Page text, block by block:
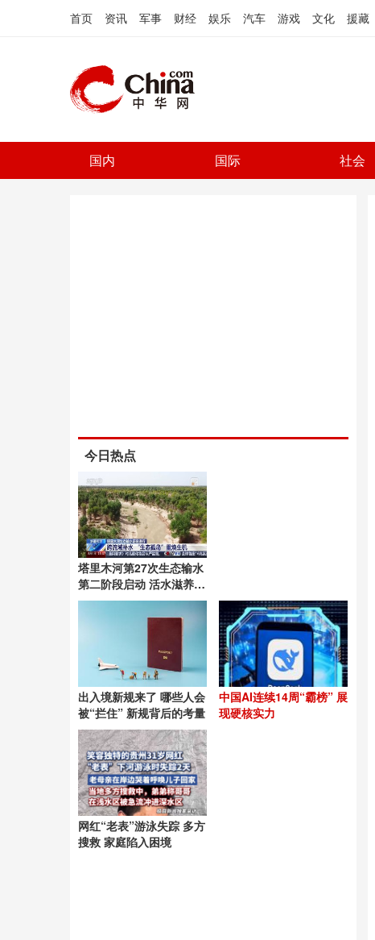
首页 资讯 军事 财经 娱乐 汽车 游戏 文化 援藏
国内 国际 社会
今日热点
塔里木河第27次生态输水
第二阶段启动 活水滋养绿
洲
出入境新规来了 哪些人会
被“拦住” 新规背后的考量
中国AI连续14周“霸榜” 展
现硬核实力
网红“老表”游泳失踪 多方
搜救 家庭陷入困境